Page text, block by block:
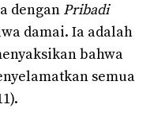
dengan Pribadi
damai. Ia adalah
bahwa
semua